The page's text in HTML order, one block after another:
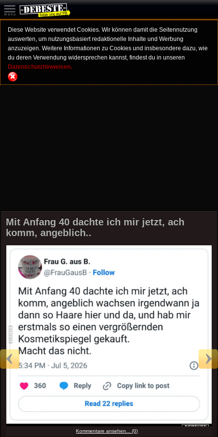
Diese Website verwendet Cookies. Wir können damit die Seitennutzung
auswerten, um nutzungsbasiert redaktionelle Inhalte und Werbung
anzuzeigen. Weitere Informationen zu Cookies und insbesondere dazu, wie
du deren Verwendung widersprechen kannst, findest du in unseren
Datenschutzhinweisen.
Mit Anfang 40 dachte ich mir jetzt, ach
komm, angeblich..
Kommentare ansehen... (0)